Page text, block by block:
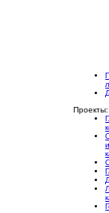
Проекты: